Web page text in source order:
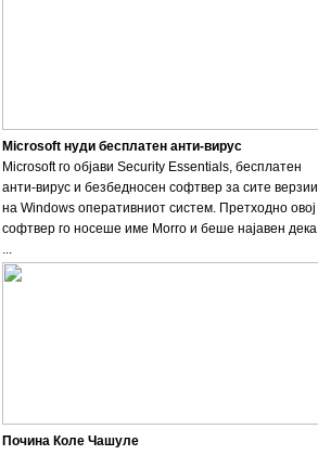
Microsoft нуди бесплатен анти-вирус
Microsoft го објави Security Essentials, бесплатен
анти-вирус и безбедносен софтвер за сите верзии
на Windows оперативниот систем. Претходно овој
софтвер го носеше име Мorro и беше најавен дека
...
Почина Коле Чашуле